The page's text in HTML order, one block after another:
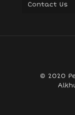
Contact Us
© 2020